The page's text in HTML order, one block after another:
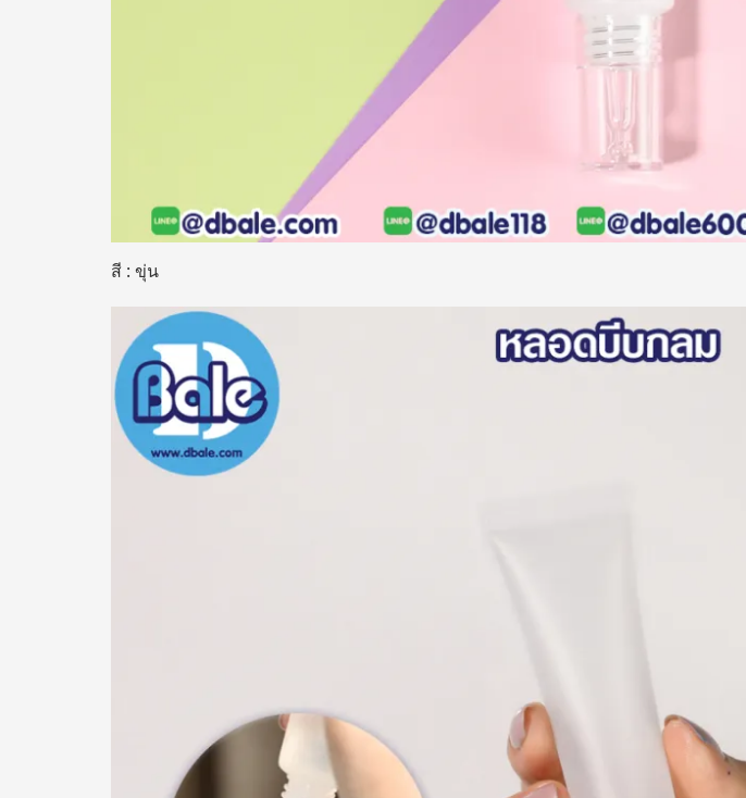
สี : ขุ่น